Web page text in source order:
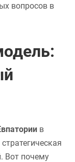
вопросов в
в
Вот почему